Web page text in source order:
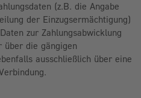
(z.B. die Angabe
der Einzugsermächtigung)
zur Zahlungsabwicklung
über die gängigen
ausschließlich über eine